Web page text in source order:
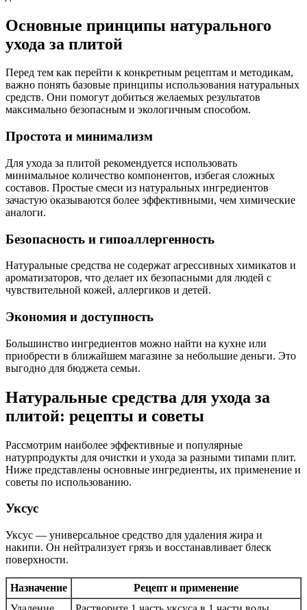
Основные принципы натурального
ухода за плитой
Перед тем как перейти к конкретным рецептам и методикам,
важно понять базовые принципы использования натуральных
средств. Они помогут добиться желаемых результатов
максимально безопасным и экологичным способом.
Простота и минимализм
Для ухода за плитой рекомендуется использовать
минимальное количество компонентов, избегая сложных
составов. Простые смеси из натуральных ингредиентов
зачастую оказываются более эффективными, чем химические
аналоги.
Безопасность и гипоаллергенность
Натуральные средства не содержат агрессивных химикатов и
ароматизаторов, что делает их безопасными для людей с
чувствительной кожей, аллергиков и детей.
Экономия и доступность
Большинство ингредиентов можно найти на кухне или
приобрести в ближайшем магазине за небольшие деньги. Это
выгодно для бюджета семьи.
Натуральные средства для ухода за
плитой: рецепты и советы
Рассмотрим наиболее эффективные и популярные
натурпродукты для очистки и ухода за разными типами плит.
Ниже представлены основные ингредиенты, их применение и
советы по использованию.
Уксус
Уксус — универсальное средство для удаления жира и
накипи. Он нейтрализует грязь и восстанавливает блеск
поверхности.
Назначение
Рецепт и применение